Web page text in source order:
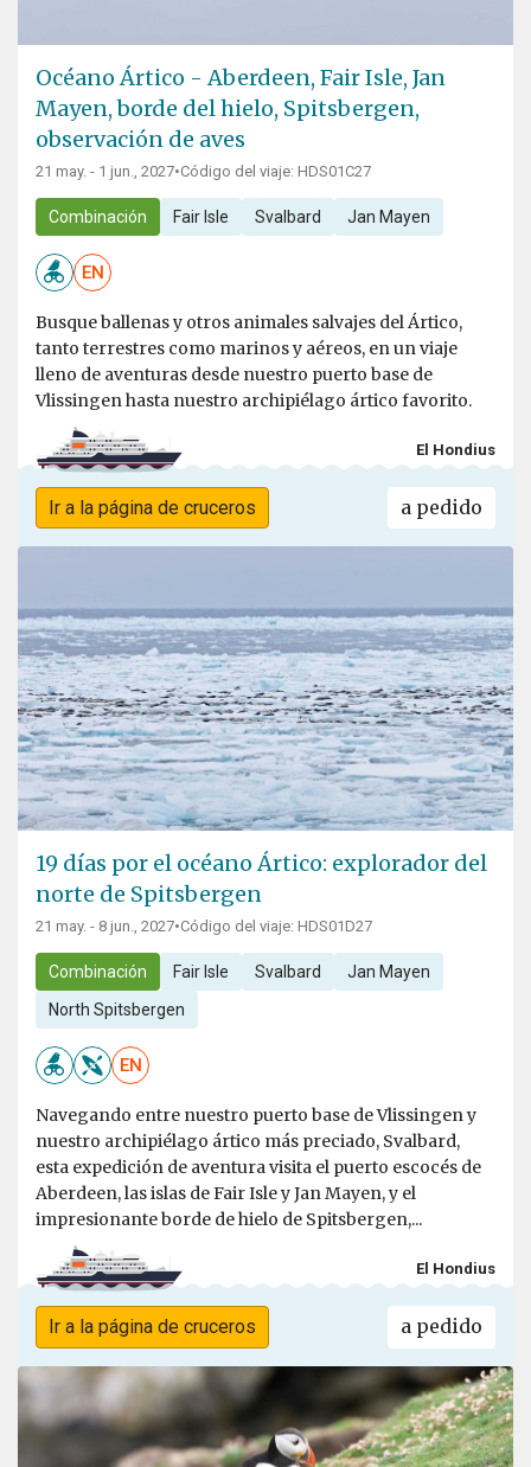
Océano Ártico - Aberdeen, Fair Isle, Jan
Mayen, borde del hielo, Spitsbergen,
observación de aves
21 may. - 1 jun., 2027•Código del viaje: HDS01C27
Combinación Fair Isle Svalbard Jan Mayen
EN
Busque ballenas y otros animales salvajes del Ártico,
tanto terrestres como marinos y aéreos, en un viaje
lleno de aventuras desde nuestro puerto base de
Vlissingen hasta nuestro archipiélago ártico favorito.
El Hondius
Ir a la página de cruceros a pedido
19 días por el océano Ártico: explorador del
norte de Spitsbergen
21 may. - 8 jun., 2027•Código del viaje: HDS01D27
Combinación Fair Isle Svalbard Jan Mayen
North Spitsbergen
EN
Navegando entre nuestro puerto base de Vlissingen y
nuestro archipiélago ártico más preciado, Svalbard,
esta expedición de aventura visita el puerto escocés de
Aberdeen, las islas de Fair Isle y Jan Mayen, y el
impresionante borde de hielo de Spitsbergen,...
El Hondius
Ir a la página de cruceros a pedido